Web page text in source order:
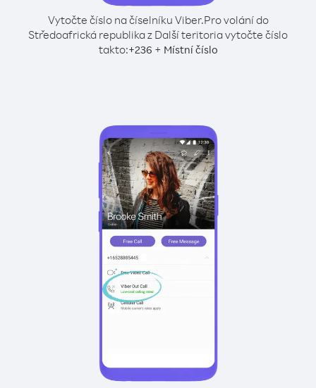
Vytočte číslo na číselníku Viber.Pro volání do
Středoafrická republika z Další teritoria vytočte číslo
takto:+236 + Místní číslo